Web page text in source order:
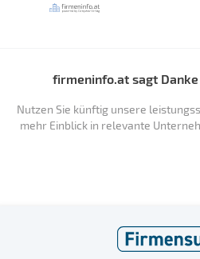
firmeninfo.at sagt
Nutzen Sie künftig unsere
mehr Einblick in relevante